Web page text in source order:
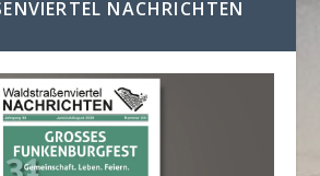
NACHRICHTEN A